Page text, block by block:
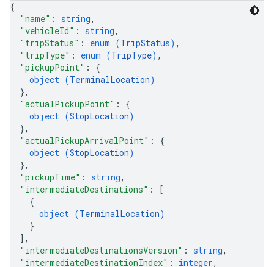
{
"name" : string,
"vehicleId" : string,
"tripStatus" : enum (TripStatus) ,
"tripType" : enum (TripType) ,
"pickupPoint" : {
object (TerminalLocation)
},
"actualPickupPoint" : {
object (StopLocation)
},
"actualPickupArrivalPoint" : {
object (StopLocation)
},
"pickupTime" : string,
"intermediateDestinations" :
[
{
object (TerminalLocation)
}
] ,
"intermediateDestinationsVersion" : string,
"intermediateDestinationIndex" : integer,